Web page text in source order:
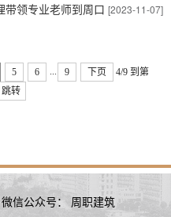
[2023-11-07]
带领专业老师到周口
5 6 9 下页 4/9 到第
跳转
信公众号： 周职建筑